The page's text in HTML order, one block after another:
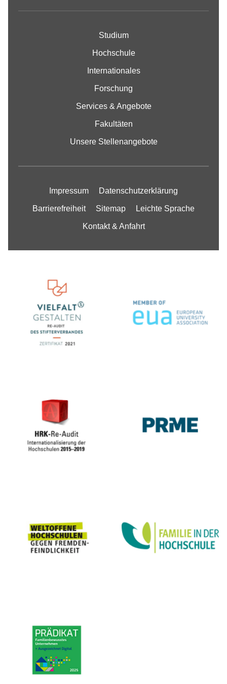
Studium
Hochschule
Internationales
Forschung
Services & Angebote
Fakultäten
Unsere Stellenangebote
Impressum Datenschutzerklärung
Barrierefreiheit Sitemap Leichte Sprache
Kontakt & Anfahrt